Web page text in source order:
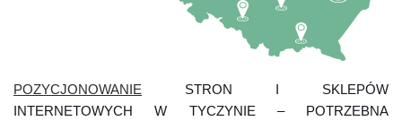
POZYCJONOWANIE STRON I SKLEPÓW
INTERNETOWYCH W TYCZYNIE – POTRZEBNA